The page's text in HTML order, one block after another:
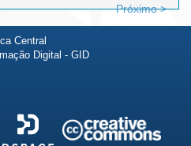
Próximo >
Central
Digital - GID